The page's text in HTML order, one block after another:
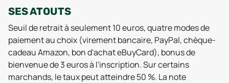
SES ATOUTS
Seuil de retrait à seulement 10 euros, quatre modes de
paiement au choix (virement bancaire, PayPal, chèque-
cadeau Amazon, bon d'achat eBuyCard), bonus de
bienvenue de 3 euros à l'inscription. Sur certains
marchands, le taux peut atteindre 50 %. La note